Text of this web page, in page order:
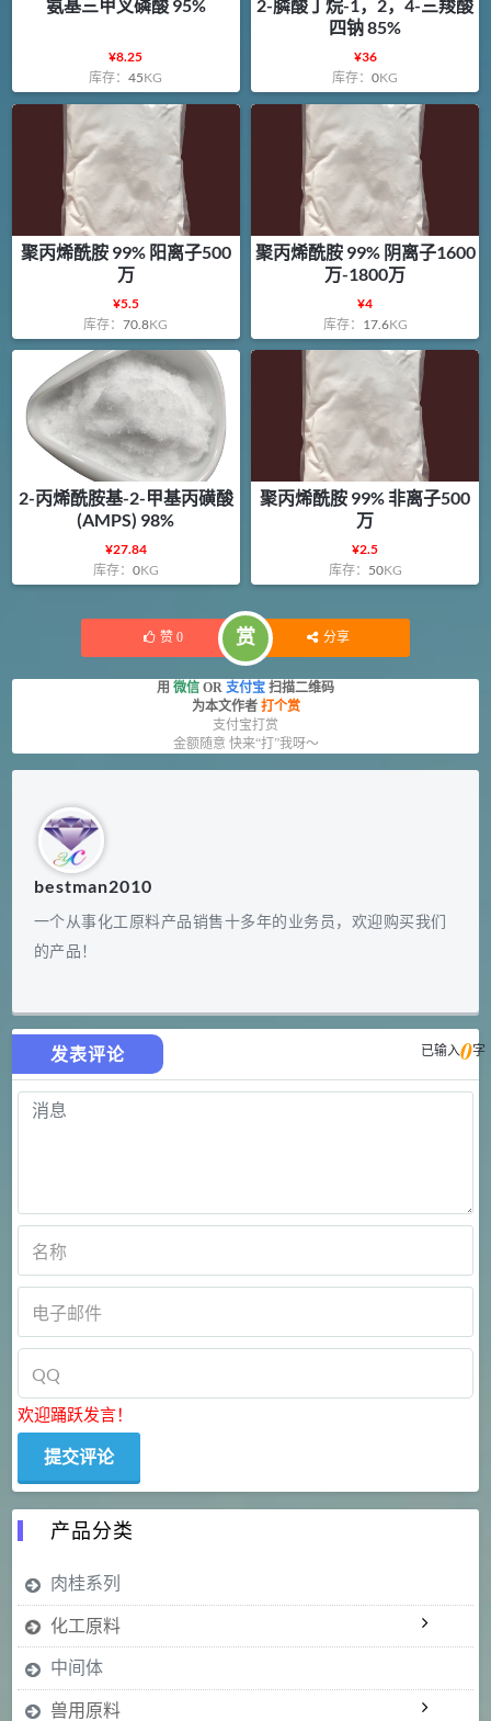
氨基三甲叉磷酸 95%
¥8.25
库存：45KG
2-膦酸丁烷-1，2，4-三羧酸
四钠 85%
¥36
库存：0KG
聚丙烯酰胺 99% 阳离子500
万
¥5.5
库存：70.8KG
聚丙烯酰胺 99% 阴离子1600
万-1800万
¥4
库存： 17.6KG
2-丙烯酰胺基-2-甲基丙磺酸
(AMPS) 98%
¥27.84
库存： 0KG
聚丙烯酰胺 99% 非离子500
万
¥2.5
库存： 50KG
赞 0 赏 分享
用 微信 OR 支付宝 扫描二维码
为本文作者 打个赏
支付宝打赏
金额随意 快来“打”我呀～
bestman2010
一个从事化工原料产品销售十多年的业务员，欢迎购买我们
的产品！
发表评论 已输入0字
欢迎踊跃发言！
产品分类
肉桂系列
化工原料
中间体
兽用原料